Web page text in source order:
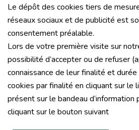
Le dépôt des cookies tiers de
réseaux sociaux et de publicité est
consentement préalable.
Lors de votre première visite sur
possibilité d’accepter ou de refuser
connaissance de leur finalité et
cookies par finalité en cliquant sur le
présent sur le bandeau d’information
cliquant sur le bouton suivant